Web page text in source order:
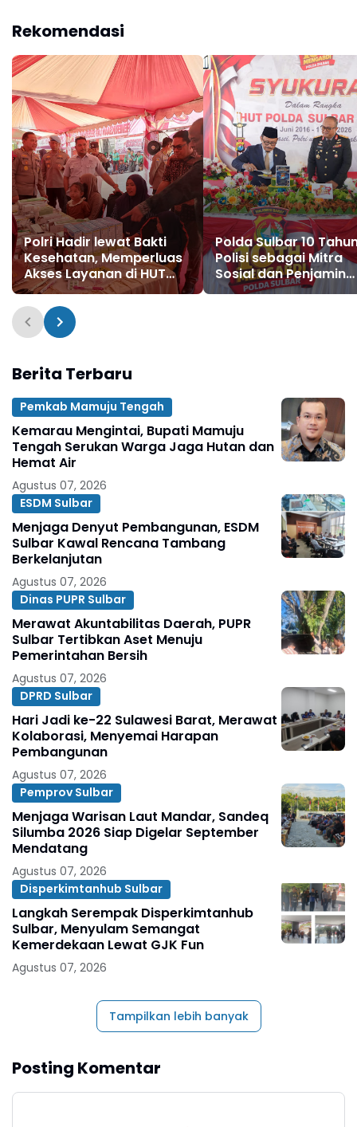
Rekomendasi
Polri Hadir lewat Bakti
Kesehatan, Memperluas
Akses Layanan di HUT
Bhayangkara ke-80
Polda Sulbar 10
Polisi sebagai Mitra
Sosial dan Penjamin
Keamanan
Berita Terbaru
Pemkab Mamuju Tengah
Kemarau Mengintai, Bupati Mamuju
Tengah Serukan Warga Jaga Hutan dan
Hemat Air
Agustus 07, 2026
ESDM Sulbar
Menjaga Denyut Pembangunan, ESDM
Sulbar Kawal Rencana Tambang
Berkelanjutan
Agustus 07, 2026
Dinas PUPR Sulbar
Merawat Akuntabilitas Daerah, PUPR
Sulbar Tertibkan Aset Menuju
Pemerintahan Bersih
Agustus 07, 2026
DPRD Sulbar
Hari Jadi ke-22 Sulawesi Barat, Merawat
Kolaborasi, Menyemai Harapan
Pembangunan
Agustus 07, 2026
Pemprov Sulbar
Menjaga Warisan Laut Mandar, Sandeq
Silumba 2026 Siap Digelar September
Mendatang
Agustus 07, 2026
Disperkimtanhub Sulbar
Langkah Serempak Disperkimtanhub
Sulbar, Menyulam Semangat
Kemerdekaan Lewat GJK Fun
Agustus 07, 2026
Tampilkan lebih banyak
Posting Komentar